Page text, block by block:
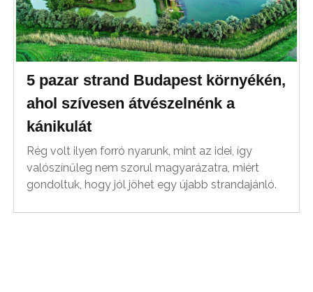
5 pazar strand Budapest környékén,
ahol szívesen átvészelnénk a
kánikulát
Rég volt ilyen forró nyarunk, mint az idei, így
valószínűleg nem szorul magyarázatra, miért
gondoltuk, hogy jól jöhet egy újabb strandajánló.